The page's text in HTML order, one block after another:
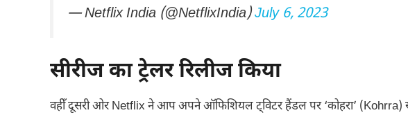
— Netflix India (@NetflixIndia)July 6, 2023
सीरीज का ट्रेलर रिलीज किया
वहीँ दूसरी ओर Netflix ने आप अपने ऑफिशियल ट्विटर हैंडल पर ‘कोहरा’ (Kohrra)